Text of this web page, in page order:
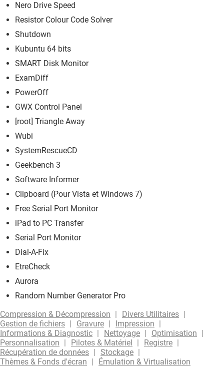
Nero Drive Speed
Resistor Colour Code Solver
Shutdown
Kubuntu 64 bits
SMART Disk Monitor
ExamDiff
PowerOff
GWX Control Panel
[root] Triangle Away
Wubi
SystemRescueCD
Geekbench 3
Software Informer
Clipboard (Pour Vista et Windows 7)
Free Serial Port Monitor
iPad to PC Transfer
Serial Port Monitor
Dial-A-Fix
EtreCheck
Aurora
Random Number Generator Pro
Compression & Décompression
Divers Utilitaires
Gestion de fichiers
Gravure
Impression
Informations & Diagnostic
Nettoyage
Optimisation
Personnalisation
Pilotes & Matériel
Registre
Récupération de données
Stockage
Thèmes & Fonds d'écran
Émulation & Virtualisation